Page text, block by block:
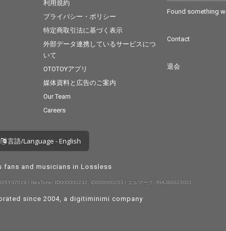
利用規約
プライバシー・ポリシー
特定商取引法に基づく表示
外部データ連携しているサービスにつ
いて
OTOTOYアプリ
媒体資料と広告のご案内
Our Team
Careers
Found something
Contact
退会
言語/Language - English
fans and musicians in Lossless
/ NexTone: ID000000232, ID000000233 / エルマーク: RIAJ80023001
since 2004, a digitiminimi company